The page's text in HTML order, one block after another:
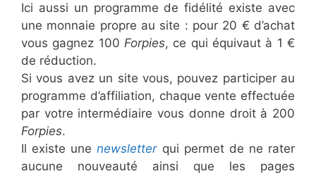
Ici aussi un programme de fidélité existe avec
une monnaie propre au site : pour 20 € d’achat
vous gagnez 100 Forpies, ce qui équivaut à 1 €
de réduction.
Si vous avez un site vous, pouvez participer au
programme d’affiliation, chaque vente effectuée
par votre intermédiaire vous donne droit à 200
Forpies.
Il existe unenewsletterqui permet de ne rater
aucune nouveauté ainsi que les pages